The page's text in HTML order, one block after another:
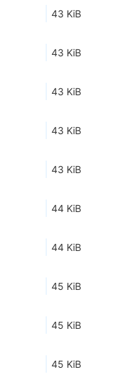
43 KiB
43 KiB
43 KiB
43 KiB
43 KiB
44 KiB
44 KiB
45 KiB
45 KiB
45 KiB